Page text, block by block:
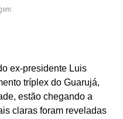
ex-presidente Luis
tríplex do Guarujá,
estão chegando a
claras foram reveladas